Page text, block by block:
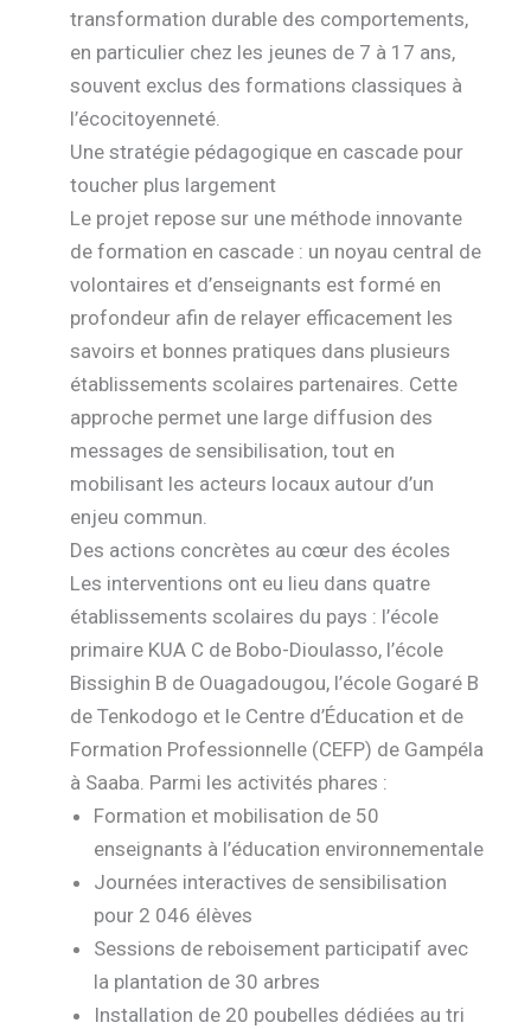
transformation durable des comportements,
en particulier chez les jeunes de 7 à 17 ans,
souvent exclus des formations classiques à
l’écocitoyenneté.
Une stratégie pédagogique en cascade pour
toucher plus largement
Le projet repose sur une méthode innovante
de formation en cascade : un noyau central de
volontaires et d’enseignants est formé en
profondeur afin de relayer efficacement les
savoirs et bonnes pratiques dans plusieurs
établissements scolaires partenaires. Cette
approche permet une large diffusion des
messages de sensibilisation, tout en
mobilisant les acteurs locaux autour d’un
enjeu commun.
Des actions concrètes au cœur des écoles
Les interventions ont eu lieu dans quatre
établissements scolaires du pays : l’école
primaire KUA C de Bobo-Dioulasso, l’école
Bissighin B de Ouagadougou, l’école Gogaré B
de Tenkodogo et le Centre d’Éducation et de
Formation Professionnelle (CEFP) de Gampéla
à Saaba. Parmi les activités phares :
Formation et mobilisation de 50
enseignants à l’éducation environnementale
Journées interactives de sensibilisation
pour 2 046 élèves
Sessions de reboisement participatif avec
la plantation de 30 arbres
Installation de 20 poubelles dédiées au tri